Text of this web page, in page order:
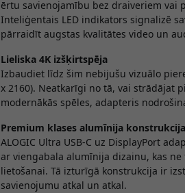
ērtu savienojamību bez draiveriem vai
Inteliģentais LED indikators signalizē
pārraidīt augstas kvalitātes video un
Lieliska 4K izšķirtspēja
Izbaudiet līdz šim nebijušu vizuālo
x 2160). Neatkarīgi no tā, vai strādājat
modernākās spēles, adapteris
Premium klases alumīnija konstrukcija
ALOGIC Ultra USB-C uz DisplayPort
ar viengabala alumīnija dizainu, kas
lietošanai. Tā izturīgā konstrukcija ir
savienojumu atkal un atkal.